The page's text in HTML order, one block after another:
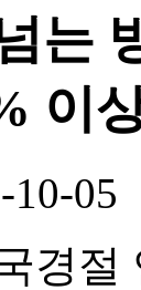
는
이
10-05
경절